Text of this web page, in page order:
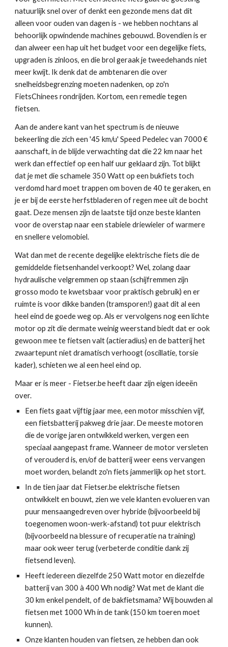
natuurlijk snel over of denkt een gezonde mens dat dit
alleen voor ouden van dagen is - we hebben nochtans al
behoorlijk opwindende machines gebouwd. Bovendien is er
dan alweer een hap uit het budget voor een degelijke fiets,
upgraden is zinloos, en die brol geraak je tweedehands niet
meer kwijt. Ik denk dat de ambtenaren die over
snelheidsbegrenzing moeten nadenken, op zo'n
FietsChinees rondrijden. Kortom, een remedie tegen
fietsen.
Aan de andere kant van het spectrum is de nieuwe
bekeerling die zich een '45 km/u' Speed Pedelec van 7000 €
aanschaft, in de blijde verwachting dat die 22 km naar het
werk dan effectief op een half uur geklaard zijn. Tot blijkt
dat je met die schamele 350 Watt op een bukfiets toch
verdomd hard moet trappen om boven de 40 te geraken, en
je er bij de eerste herfstbladeren of regen mee uit de bocht
gaat. Deze mensen zijn de laatste tijd onze beste klanten
voor de overstap naar een stabiele driewieler of warmere
en snellere velomobiel.
Wat dan met de recente degelijke elektrische fiets die de
gemiddelde fietsenhandel verkoopt? Wel, zolang daar
hydraulische velgremmen op staan (schijfremmen zijn
grosso modo te kwetsbaar voor praktisch gebruik) en er
ruimte is voor dikke banden (tramsporen!) gaat dit al een
heel eind de goede weg op. Als er vervolgens nog een lichte
motor op zit die dermate weinig weerstand biedt dat er ook
gewoon mee te fietsen valt (actieradius) en de batterij het
zwaartepunt niet dramatisch verhoogt (oscillatie, torsie
kader), schieten we al een heel eind op.
Maar er is meer - Fietser.be heeft daar zijn eigen ideeën
over.
Een fiets gaat vijftig jaar mee, een motor misschien vijf,
een fietsbatterij pakweg drie jaar. De meeste motoren
die de vorige jaren ontwikkeld werken, vergen een
speciaal aangepast frame. Wanneer de motor versleten
of verouderd is, en/of de batterij weer eens vervangen
moet worden, belandt zo'n fiets jammerlijk op het stort.
In de tien jaar dat Fietser.be elektrische fietsen
ontwikkelt en bouwt, zien we vele klanten evolueren van
puur mensaangedreven over hybride (bijvoorbeeld bij
toegenomen woon-werk-afstand) tot puur elektrisch
(bijvoorbeeld na blessure of recuperatie na training)
maar ook weer terug (verbeterde conditie dank zij
fietsend leven).
Heeft iedereen diezelfde 250 Watt motor en diezelfde
batterij van 300 à 400 Wh nodig? Wat met de klant die
30 km enkel pendelt, of de bakfietsmama? Wij bouwden al
fietsen met 1000 Wh in de tank (150 km toeren moet
kunnen).
Onze klanten houden van fietsen, ze hebben dan ook